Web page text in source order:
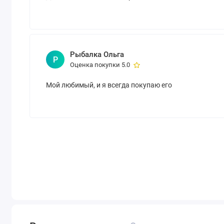
Р
Рыбалка Ольга
Оценка покупки 5.0
Мой любимый, и я всегда покупаю его